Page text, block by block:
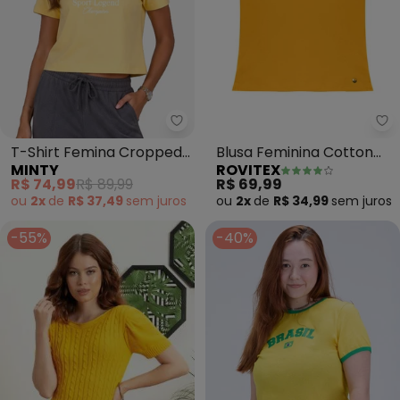
Minty - T-Shirt Femina
T-Shirt Femina Cropped
Meia Malha (Amarelo)
MINTY
R$ 74,99R$ 89,99
ou 2x de R$ 37,49 sem juros
Blusa Feminina Cotton
Leve Básica (Amarelo)
ROVITEX
R$ 69,99
ou 2x de R$ 34,99 sem juros
-55% -40%